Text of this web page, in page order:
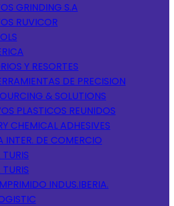
GRINDING S.A
RUVICOR
Y RESORTES
DE PRECISION
& SOLUTIONS
PLASTICOS REUNIDOS
CHEMICAL ADHESIVES
INTER. DE COMERCIO
INDUS.IBERIA.